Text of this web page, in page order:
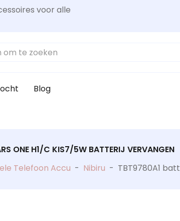
voor alle
Blog
ONE H1/C KIS7/5W BATTERIJ VERVANGEN
Telefoon Accu - Nibiru - TBT9780A1